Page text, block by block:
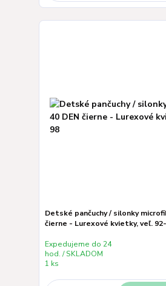
Detské pančuchy / silonky
čierne - Lurexové kvietky, veľ.
Expedujeme do 24
hod. / SKLADOM
1 ks